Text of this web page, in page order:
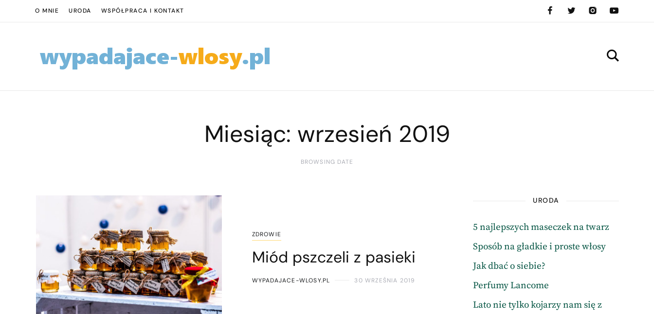
O MNIE URODA WSPÓŁPRACA I KONTAKT
Miesiąc: wrzesień 2019
BROWSING DATE
ZDROWIE
Miód pszczeli z pasieki
WYPADAJACE-WLOSY.PL 30 WRZEŚNIA 2019
URODA
5 najlepszych maseczek na twarz
Sposób na gładkie i proste włosy
Jak dbać o siebie?
Perfumy Lancome
Lato nie tylko kojarzy nam się z